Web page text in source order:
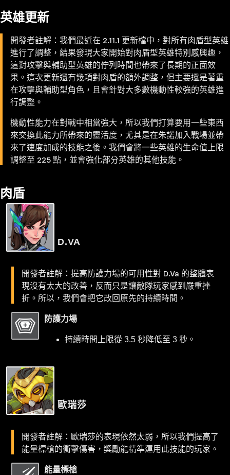
英雄更新
開發者註解：我們最近在 2.11.1 更新檔中，對所有肉盾型英雄
進行了調整，結果發現大家開始對肉盾型英雄特別感興趣，
這對攻擊與輔助型英雄的佇列時間也帶來了長期的正面效
果。這次更新還有幾項對肉盾的額外調整，但主要還是著重
在攻擊與輔助型角色，且會針對大多數機動性較強的英雄進
行調整。
機動性能力在對戰中相當強大，所以我們打算要用一些東西
來交換此能力所帶來的靈活度，尤其是在朱諾加入戰場並帶
來了速度加成的技能之後。我們會將一些英雄的生命值上限
調整至 225 點，並會強化部分英雄的其他技能。
肉盾
D.VA
開發者註解：提高防護力場的可用性對 D.Va 的整體表
現沒有太大的改善，反而只是讓敵隊玩家感到嚴重挫
折。所以，我們會把它改回原先的持續時間。
防護力場
持續時間上限從 3.5 秒降低至 3 秒。
歐瑞莎
開發者註解：歐瑞莎的表現依然太弱，所以我們提高了
能量標槍的衝擊傷害，獎勵能精準運用此技能的玩家。
能量標槍